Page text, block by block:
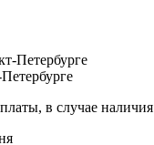
в случае наличия